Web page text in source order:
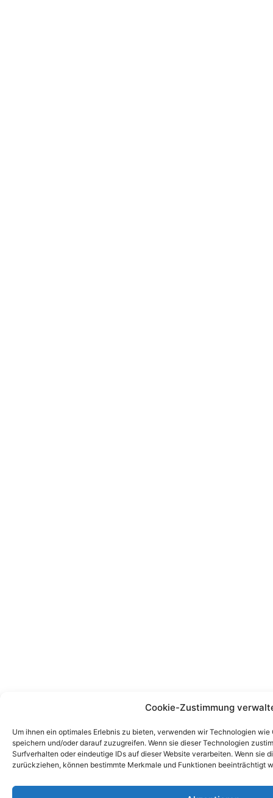
Cookie-Zustimmung
Um ihnen ein optimales Erlebnis zu bieten, verwenden wir Technologien
speichern und/oder darauf zuzugreifen. Wenn sie dieser Technologien
Surfverhalten oder eindeutige IDs auf dieser Website verarbeiten. Wenn sie
zurückziehen, können bestimmte Merkmale und Funktionen beeinträchtigt